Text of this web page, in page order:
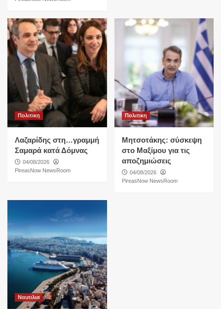
Πολιτικη
Λαζαρίδης στη…γραμμή
Σαμαρά κατά Δόμνας
04/08/2026
PireasNow NewsRoom
Πολιτικη
Μητσοτάκης: σύσκεψη
στο Μαξίμου για τις
αποζημιώσεις
04/08/2026
PireasNow NewsRoom
Ναυτιλια